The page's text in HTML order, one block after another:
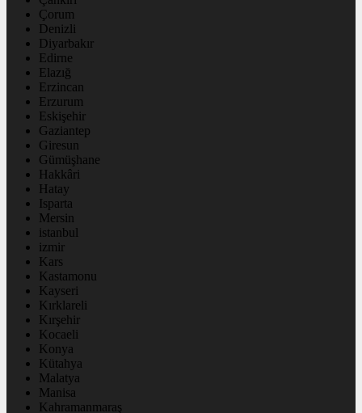
Çorum
Denizli
Diyarbakır
Edirne
Elazığ
Erzincan
Erzurum
Eskişehir
Gaziantep
Giresun
Gümüşhane
Hakkâri
Hatay
Isparta
Mersin
istanbul
izmir
Kars
Kastamonu
Kayseri
Kırklareli
Kırşehir
Kocaeli
Konya
Kütahya
Malatya
Manisa
Kahramanmaraş